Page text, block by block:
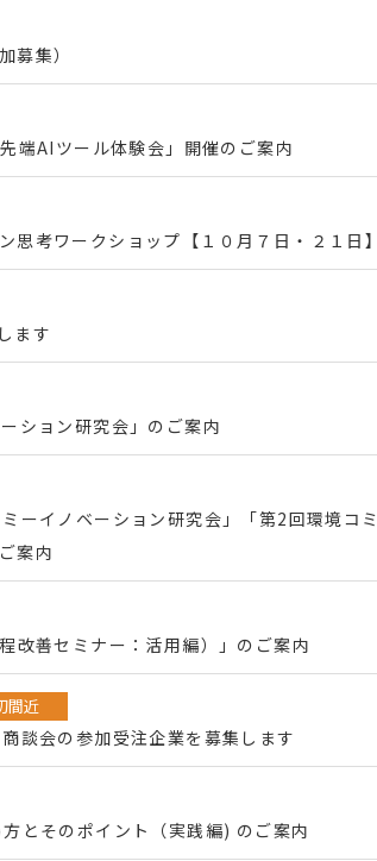
募集）
端AIツール体験会」開催のご案内
考ワークショップ【１０月７日・２１日】
ます
ション研究会」のご案内
ーイノベーション研究会」「第2回環境コ
案内
改善セミナー：活用編）」のご案内
間近
談会の参加受注企業を募集します
とそのポイント（実践編) のご案内